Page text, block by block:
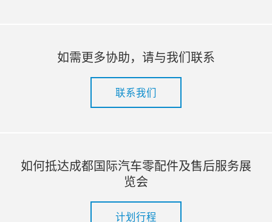
如需更多协助，请与我们联系
联系我们
如何抵达成都国际汽车零配件及售后服务展
览会
计划行程